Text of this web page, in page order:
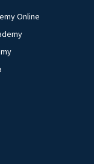
Online